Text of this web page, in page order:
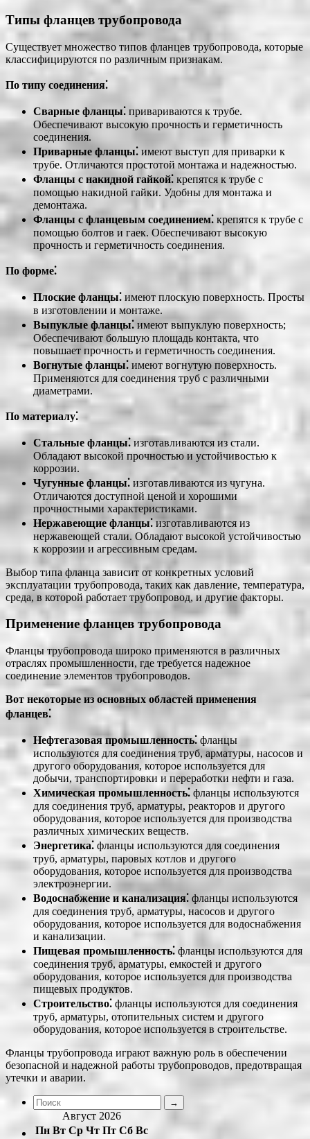
Типы фланцев трубопровода
Существует множество типов фланцев трубопровода, которые
классифицируются по различным признакам.
По типу соединения⁚
Сварные фланцы⁚ привариваются к трубе.
Обеспечивают высокую прочность и герметичность
соединения.
Приварные фланцы⁚ имеют выступ для приварки к
трубе. Отличаются простотой монтажа и надежностью.
Фланцы с накидной гайкой⁚ крепятся к трубе с
помощью накидной гайки. Удобны для монтажа и
демонтажа.
Фланцы с фланцевым соединением⁚ крепятся к трубе с
помощью болтов и гаек. Обеспечивают высокую
прочность и герметичность соединения.
По форме⁚
Плоские фланцы⁚ имеют плоскую поверхность. Просты
в изготовлении и монтаже.
Выпуклые фланцы⁚ имеют выпуклую поверхность;
Обеспечивают большую площадь контакта, что
повышает прочность и герметичность соединения.
Вогнутые фланцы⁚ имеют вогнутую поверхность.
Применяются для соединения труб с различными
диаметрами.
По материалу⁚
Стальные фланцы⁚ изготавливаются из стали.
Обладают высокой прочностью и устойчивостью к
коррозии.
Чугунные фланцы⁚ изготавливаются из чугуна.
Отличаются доступной ценой и хорошими
прочностными характеристиками.
Нержавеющие фланцы⁚изготавливаются из
нержавеющей стали. Обладают высокой устойчивостью
к коррозии и агрессивным средам.
Выбор типа фланца зависит от конкретных условий
эксплуатации трубопровода, таких как давление, температура,
среда, в которой работает трубопровод, и другие факторы.
Применение фланцев трубопровода
Фланцы трубопровода широко применяются в различных
отраслях промышленности, где требуется надежное
соединение элементов трубопроводов.
Вот некоторые из основных областей применения
фланцев⁚
Нефтегазовая промышленность⁚ фланцы
используются для соединения труб, арматуры, насосов и
другого оборудования, которое используется для
добычи, транспортировки и переработки нефти и газа.
Химическая промышленность⁚ фланцы используются
для соединения труб, арматуры, реакторов и другого
оборудования, которое используется для производства
различных химических веществ.
Энергетика⁚ фланцы используются для соединения
труб, арматуры, паровых котлов и другого
оборудования, которое используется для производства
электроэнергии.
Водоснабжение и канализация⁚ фланцы используются
для соединения труб, арматуры, насосов и другого
оборудования, которое используется для водоснабжения
и канализации.
Пищевая промышленность⁚ фланцы используются для
соединения труб, арматуры, емкостей и другого
оборудования, которое используется для производства
пищевых продуктов.
Строительство⁚ фланцы используются для соединения
труб, арматуры, отопительных систем и другого
оборудования, которое используется в строительстве.
Фланцы трубопровода играют важную роль в обеспечении
безопасной и надежной работы трубопроводов, предотвращая
утечки и аварии.
Август 2026
Пн Вт Ср Чт Пт Сб Вс